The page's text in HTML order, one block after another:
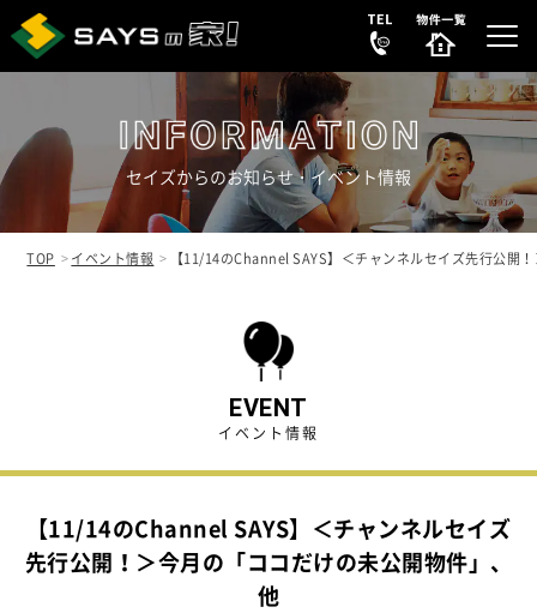
REASON
選ばれる理由
NEW HOUSE
販売中の新築分譲住宅
SECONDHAND
販売中の中古リノベ物件
COMPANY
会社案内
お知らせ
新着情報
建築実例
オーナーズボイス
セイズからのお知らせ・イベント情報
TOP イベント情報 【11/14のChannel SAYS】＜チャンネルセイズ先行公開
EVENT
イベント情報
【11/14のChannel SAYS】＜チャンネルセイズ
先行公開！＞今月の「ココだけの未公開物件」、
他